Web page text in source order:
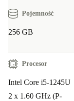
Pojemność
256 GB
Procesor
Intel Core i5-1245U
2 x 1.60 GHz (P-